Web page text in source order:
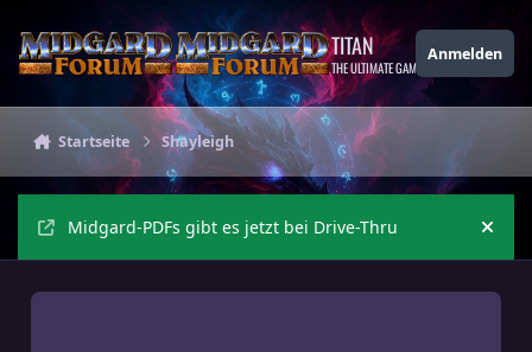
TITAN
THE ULTIMATE GAMING THEME
Anmelden
Startseite Shayleigh
Midgard-PDFs gibt es jetzt bei Drive-Thru